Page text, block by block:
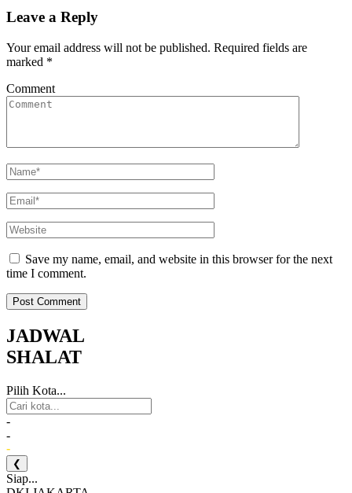
Leave a Reply
Your email address will not be published. Required fields are
marked *
Comment
Save my name, email, and website in this browser for the next
time I comment.
JADWAL
SHALAT
Pilih Kota...
-
-
-
❮
Siap...